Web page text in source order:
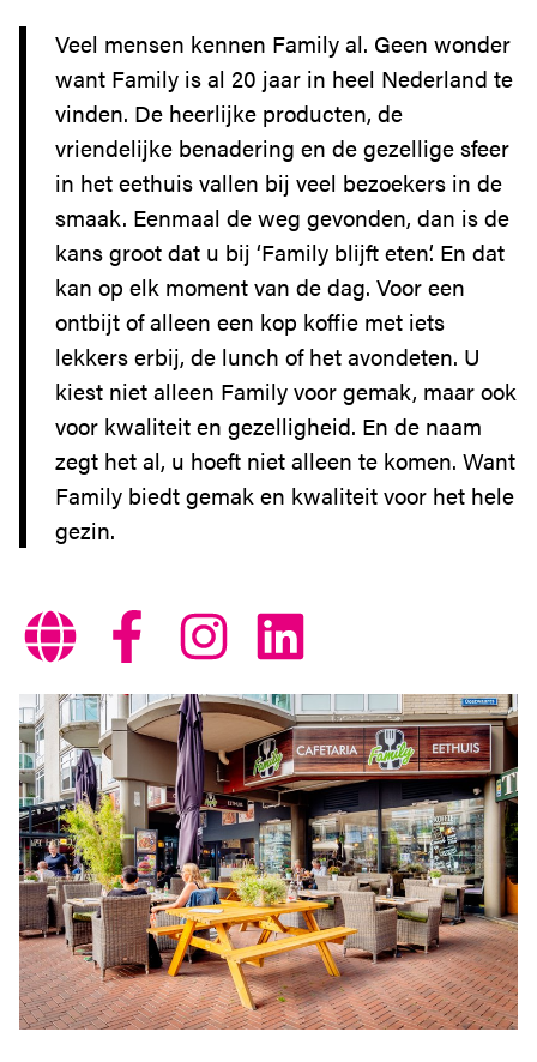
DE PLEK
SERVICE
BEREIKBAARHEID
Veel mensen kennen Family al. Geen wonder
want Family is al 20 jaar in heel Nederland te
vinden. De heerlijke producten, de
vriendelijke benadering en de gezellige sfeer
in het eethuis vallen bij veel bezoekers in de
smaak. Eenmaal de weg gevonden, dan is de
kans groot dat u bij ‘Family blijft eten’. En dat
kan op elk moment van de dag. Voor een
ontbijt of alleen een kop koffie met iets
lekkers erbij, de lunch of het avondeten. U
kiest niet alleen Family voor gemak, maar ook
voor kwaliteit en gezelligheid. En de naam
zegt het al, u hoeft niet alleen te komen. Want
Family biedt gemak en kwaliteit voor het hele
gezin.